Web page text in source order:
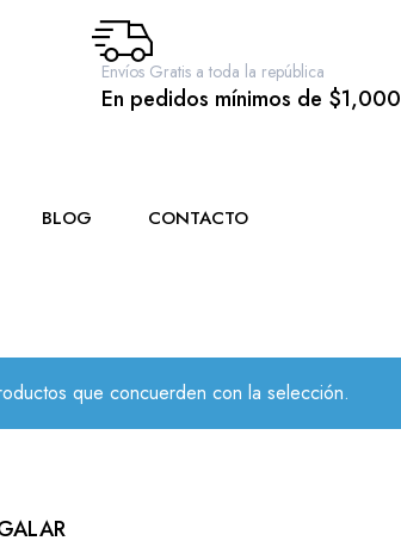
Envíos Gratis a toda la república
En pedidos mínimos de $1,000
BLOG CONTACTO
que concuerden con la selección.